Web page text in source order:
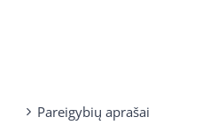
Pareigybių aprašai